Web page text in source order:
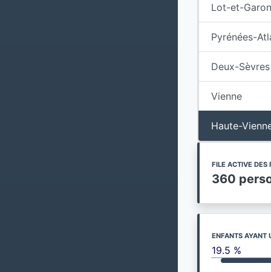
Lot-et-
Pyrénées-
Deux-Sèvres
Vienne
Haute-
FILE ACTIVE DES
360
ENFANTS AYANT
19.5 %